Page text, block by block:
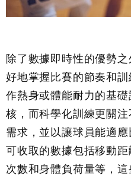
除了數據即時性的優勢
好地掌握比賽的節奏和
作熱身或體能耐力的基
核，而科學化訓練更關
需求，並以讓球員能適
可收取的數據包括移動
次數和身體負荷量等，